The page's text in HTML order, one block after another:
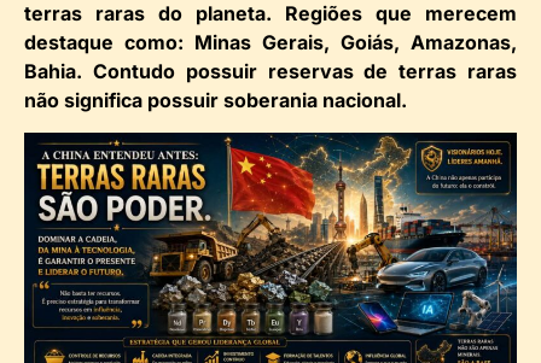
terras raras do planeta. Regiões que merecem
destaque como: Minas Gerais, Goiás, Amazonas,
Bahia. Contudo possuir reservas de terras raras
não significa possuir soberania nacional.